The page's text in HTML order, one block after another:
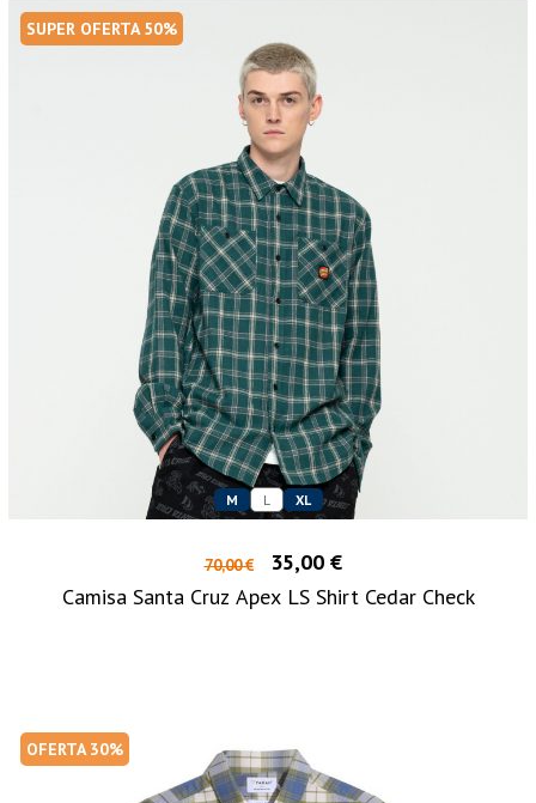
SUPER OFERTA 50%
M L XL
70,00 €
35,00 €
Camisa Santa Cruz Apex LS Shirt Cedar Check
OFERTA 30%